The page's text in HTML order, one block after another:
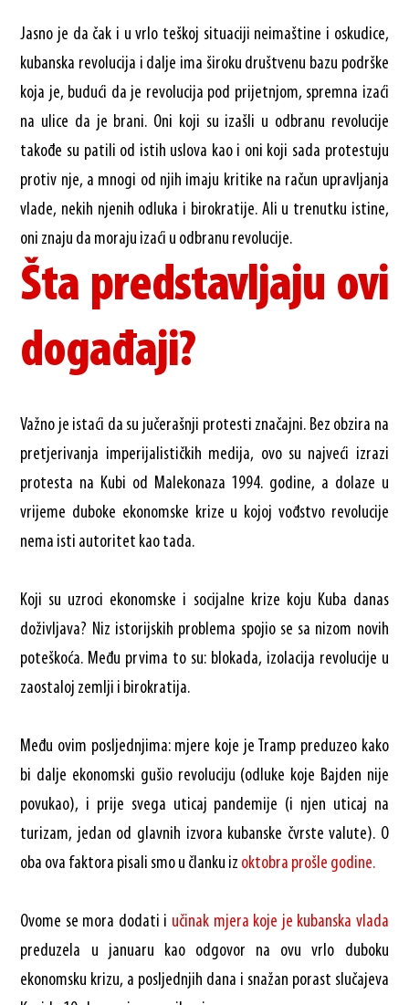
Jasno je da čak i u vrlo teškoj situaciji neimaštine i oskudice,
kubanska revolucija i dalje ima široku društvenu bazu podrške
koja je, budući da je revolucija pod prijetnjom, spremna izaći
na ulice da je brani. Oni koji su izašli u odbranu revolucije
takođe su patili od istih uslova kao i oni koji sada protestuju
protiv nje, a mnogi od njih imaju kritike na račun upravljanja
vlade, nekih njenih odluka i birokratije. Ali u trenutku istine,
oni znaju da moraju izaći u odbranu revolucije.
Šta predstavljaju ovi
događaji?
Važno je istaći da su jučerašnji protesti značajni. Bez obzira na
pretjerivanja imperijalističkih medija, ovo su najveći izrazi
protesta na Kubi od Malekonaza 1994. godine, a dolaze u
vrijeme duboke ekonomske krize u kojoj vođstvo revolucije
nema isti autoritet kao tada.
Koji su uzroci ekonomske i socijalne krize koju Kuba danas
doživljava? Niz istorijskih problema spojio se sa nizom novih
poteškoća. Među prvima to su: blokada, izolacija revolucije u
zaostaloj zemlji i birokratija.
Među ovim posljednjima: mjere koje je Tramp preduzeo kako
bi dalje ekonomski gušio revoluciju (odluke koje Bajden nije
povukao), i prije svega uticaj pandemije (i njen uticaj na
turizam, jedan od glavnih izvora kubanske čvrste valute). O
oba ova faktora pisali smo u članku iz oktobra prošle godine.
Ovome se mora dodati i učinak mjera koje je kubanska vlada
preduzela u januaru kao odgovor na ovu vrlo duboku
ekonomsku krizu, a posljednjih dana i snažan porast slučajeva